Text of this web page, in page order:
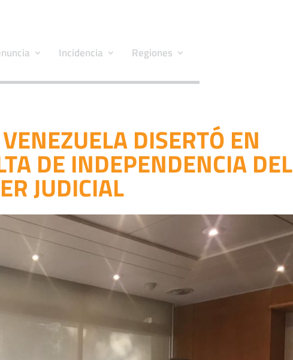
Incidencia Regiones
DISERTÓ EN
DE INDEPENDENCIA DEL
JUDICIAL